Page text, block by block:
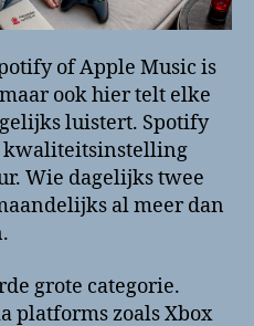
of Apple Music is
ook hier telt elke
luistert. Spotify
kwaliteitsinstelling
Wie dagelijks twee
al meer dan
grote categorie.
platforms zoals Xbox